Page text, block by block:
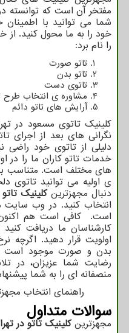
مفتخر آن است که توانسته
شما می توانید با
خود را به ما محول کنید. از
را نام برد:
تاتو صورت
تاتو بدن
تاتوی دست
مشاوره ی انتخاب طرح
آرایش های تاتو دائم
کلینیک تاتوی مسعود در
نگرانی های بعد از اجرای
دلیلی از تاتوی خود راضی
خدمات تاتو کاران ما را در
های مختلف است. متناسب
ی اولیه می توانید تاتوی
دنبال مجهزترینکلینیک
انتخاب کنید. در وب سایت
است. کافی است هم
کارشناسان ما دریافت
اولویت قرار دهید. اگرچه
بدن و صورت موجود است
رضایت شما عزیزان، در
منصفانه ای را به شما
راهنمای انتخاب
سوالات متداول
مجهزترینکلینیک تاتو در